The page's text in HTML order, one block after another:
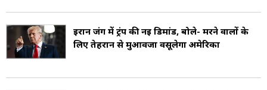
तनाव की पृष्ठभूमि
ईरान और इज़रायल के बीच लंबे समय से वैचारिक और
सुरक्षा संबंधी मतभेद रहे हैं. इजरायल ईरान के परमाणु
ईरान जंग में ट्रंप की नई डिमांड, बोले- मरने वालों के
लिए तेहरान से मुआवजा वसूलेगा अमेरिका